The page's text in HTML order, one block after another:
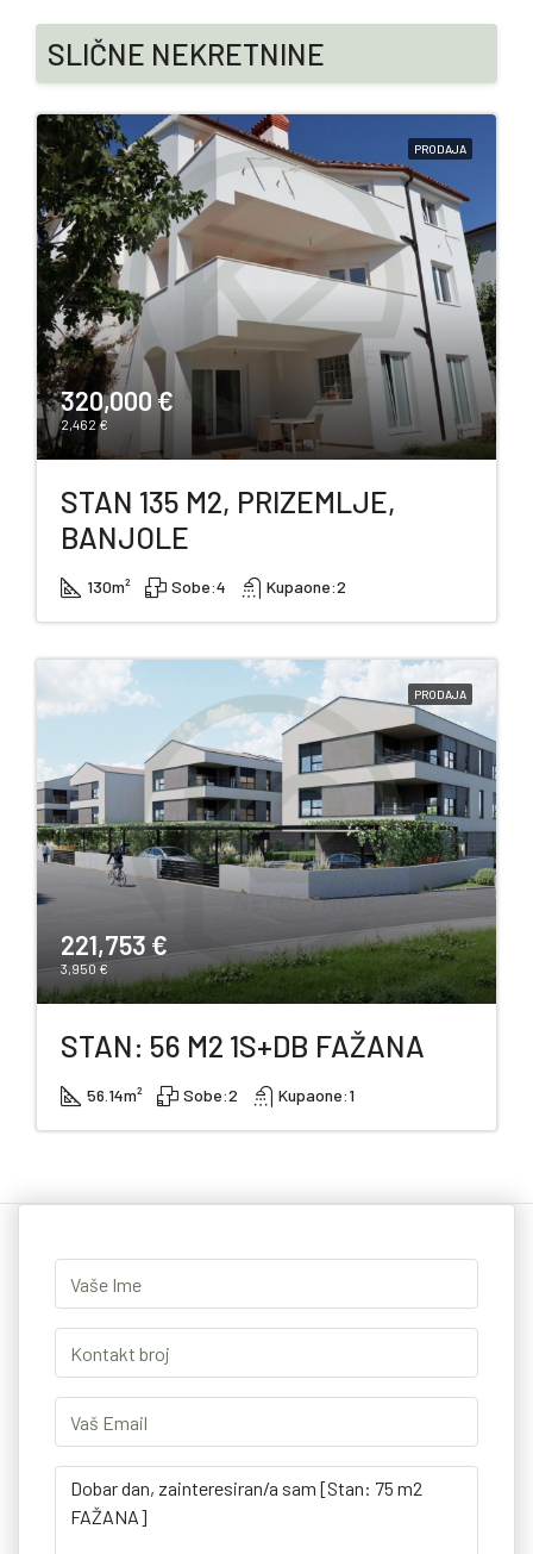
SLIČNE NEKRETNINE
PRODAJA
320,000 €
2,462 €
STAN 135 M2, PRIZEMLJE,
BANJOLE
130m² Sobe:4 Kupaone:2
PRODAJA
221,753 €
3,950 €
STAN: 56 M2 1S+DB FAŽANA
56.14m² Sobe:2 Kupaone:1